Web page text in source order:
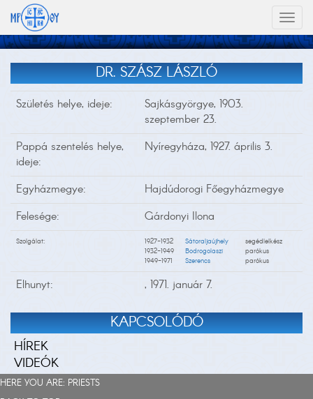
DR. SZÁSZ LÁSZLÓ
Születés helye, ideje:
Sajkásgyörgye, 1903.
szeptember 23.
Pappá szentelés helye,
ideje:
Nyíregyháza, 1927. április 3.
Egyházmegye:
Hajdúdorogi Főegyházmegye
Felesége:
Gárdonyi Ilona
Szolgálat: 1927-1932 Sátoraljaújhely
segédlelkész
1932-1949
Bodrogolaszi
parókus
1949-1971
Szerencs parókus
Elhunyt: , 1971. január 7.
KAPCSOLÓDÓ
HÍREK
VIDEÓK
HERE YOU ARE: PRIESTS